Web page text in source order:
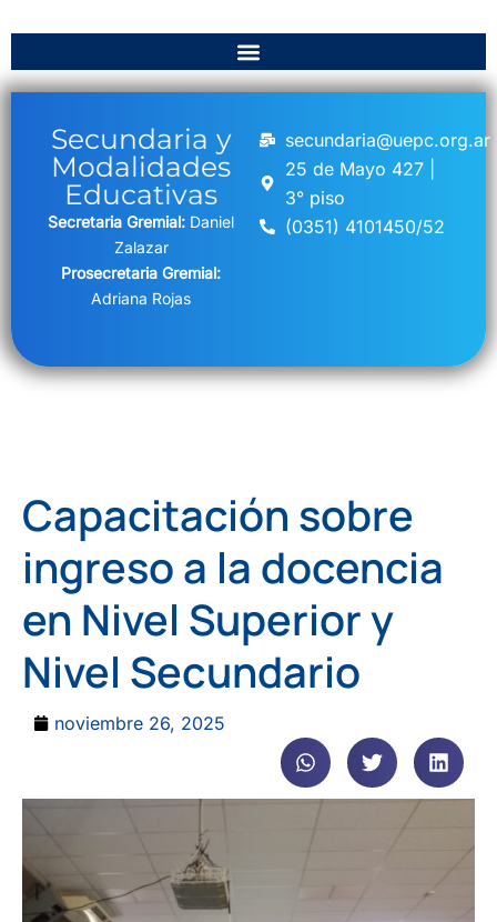
Secundaria y
Modalidades
Educativas
Secretaria Gremial: Daniel
Zalazar
Prosecretaria Gremial:
Adriana Rojas
secundaria@uepc.org.ar
25 de Mayo 427 |
3° piso
(0351) 4101450/52
Capacitación sobre
ingreso a la docencia
en Nivel Superior y
Nivel Secundario
noviembre 26, 2025